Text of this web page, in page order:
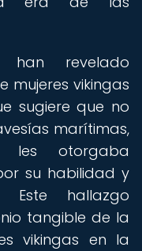
han revelado
mujeres vikingas
sugiere que no
marítimas,
otorgaba
su habilidad y
hallazgo
tangible de la
vikingas en la